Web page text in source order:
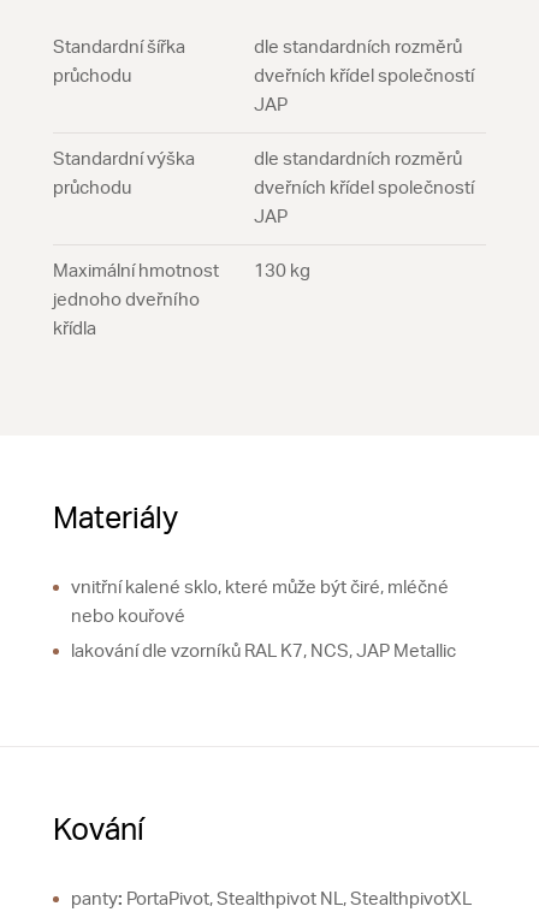
Standardní šířka
průchodu
dle standardních rozměrů
dveřních křídel společností
JAP
Standardní výška
průchodu
dle standardních rozměrů
dveřních křídel společností
JAP
Maximální hmotnost
jednoho dveřního
křídla
130 kg
Materiály
vnitřní kalené sklo, které může být čiré, mléčné
nebo kouřové
lakování dle vzorníků RAL K7, NCS, JAP Metallic
Kování
panty: PortaPivot, Stealthpivot NL, StealthpivotXL